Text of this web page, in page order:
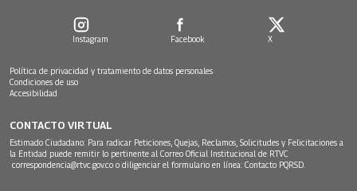
Instagram Facebook X
Política de privacidad y tratamiento de datos personales
Condiciones de uso
Accesibilidad
CONTACTO VIRTUAL
Estimado Ciudadano: Para radicar Peticiones, Quejas, Reclamos, Solicitudes y Felicitaciones a
la Entidad puede remitir lo pertinente al Correo Oficial Institucional de RTVC
correspondencia@rtvc.gov.co o diligenciar el formulario en línea: Contacto PQRSD.